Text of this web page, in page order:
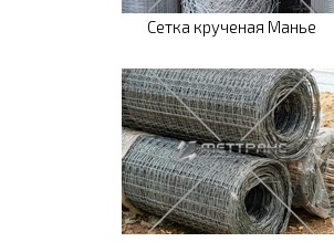
Сетка крученая Манье